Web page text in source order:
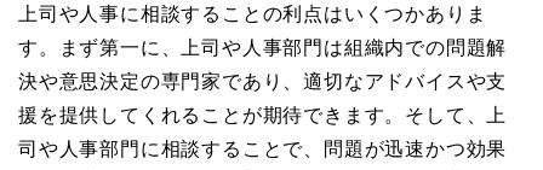
上司や人事に相談することの利点はいくつかありま
す。まず第一に、上司や人事部門は組織内での問題解
決や意思決定の専門家であり、適切なアドバイスや支
援を提供してくれることが期待できます。そして、上
司や人事部門に相談することで、問題が迅速かつ効果